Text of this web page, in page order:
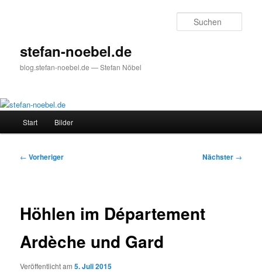
stefan-noebel.de
blog.stefan-noebel.de — Stefan Nöbel
Start Bilder
Beitragsnavigation
← Vorheriger Nächster →
Höhlen im Département
Ardèche und Gard
Veröffentlicht am5. Juli 2015